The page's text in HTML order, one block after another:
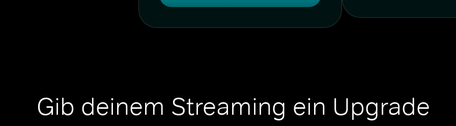
Gib deinem Streaming ein Upgrade